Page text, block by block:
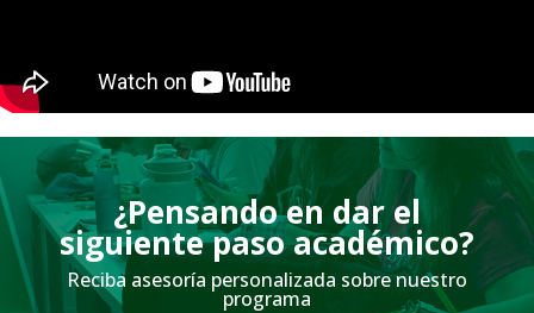
¿Pensando en dar el
siguiente paso académico?
Reciba asesoría personalizada sobre nuestro
programa